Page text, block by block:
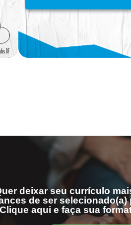
deixar seu currículo
de ser selecionado(a)
aqui e faça sua